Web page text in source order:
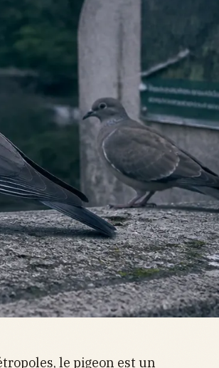
le pigeon est un